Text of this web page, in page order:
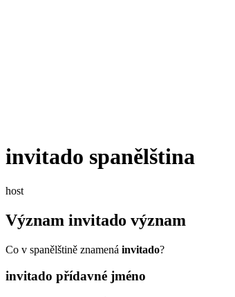
invitado spanělština
host
Význam invitado význam
Co v spanělštině znamená invitado?
invitado přídavné jméno